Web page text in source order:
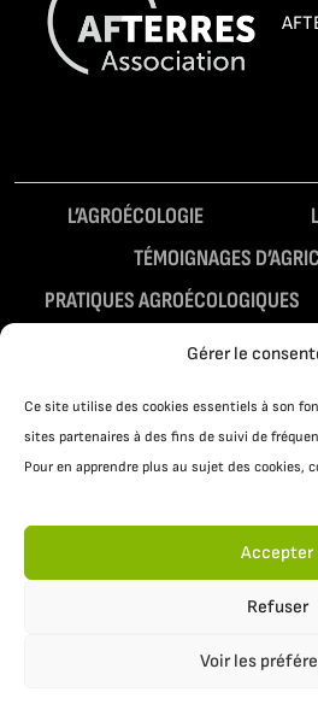
Gérer le
Ce site utilise des cookies essentiels à son
sites partenaires à des fins de suivi de
Pour en apprendre plus au sujet des cookies,
Accepter
Refuser
Voir les
L’AGROÉCOLOGIE
TÉMOIGNAGES
PRATIQUES AGROÉCOLOGIQUES
Politique